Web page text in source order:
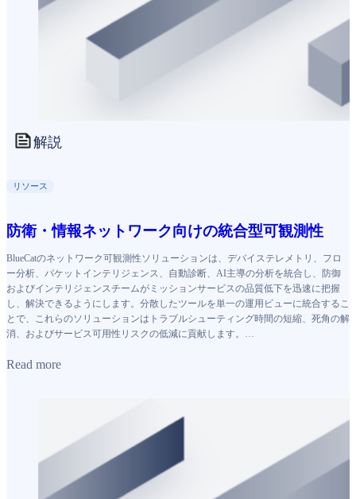
解説
リソース
防衛・情報ネットワーク向けの統合型可観測性
BlueCatのネットワーク可観測性ソリューションは、デバイステレメトリ、フロ
ー分析、パケットインテリジェンス、自動診断、AI主導の分析を統合し、防御
およびインテリジェンスチームがミッションサービスの品質低下を迅速に把握
し、解決できるようにします。分散したツールを単一の運用ビューに統合するこ
とで、これらのソリューションはトラブルシューティング時間の短縮、死角の解
消、およびサービス可用性リスクの低減に貢献します。…
Read more